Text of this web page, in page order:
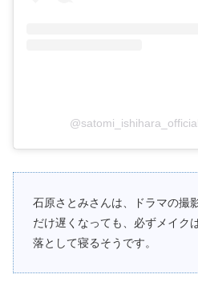
石原さとみさんは、ドラマの撮
だけ遅くなっても、必ずメイク
落として寝るそうです。